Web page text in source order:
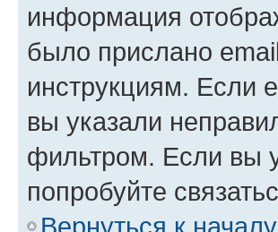
информация
было прислано
инструкциям. Если
вы указали
фильтром. Если вы
попробуйте
Вернуться к началу